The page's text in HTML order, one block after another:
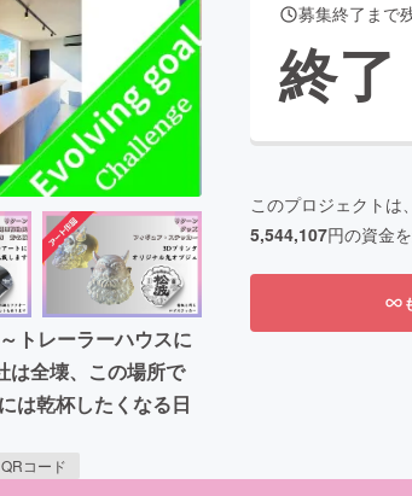
Social Good
CAMPFIRE Creation
さと納税
machi-yaコミュニティ
トレーラーハウスに
全壊、この場所で
は乾杯したくなる日
QRコード
募集終了まで
終了
このプロジェクトは、
5,544,107円の資金